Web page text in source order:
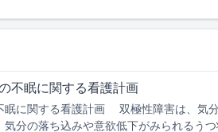
不眠に関する看護計画
眠に関する看護計画 双極性障害は、気
気分の落ち込みや意欲低下がみられるう